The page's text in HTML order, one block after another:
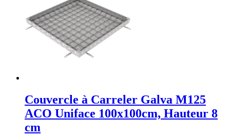
Couvercle à Carreler Galva M125
ACO Uniface 100x100cm, Hauteur 8
cm